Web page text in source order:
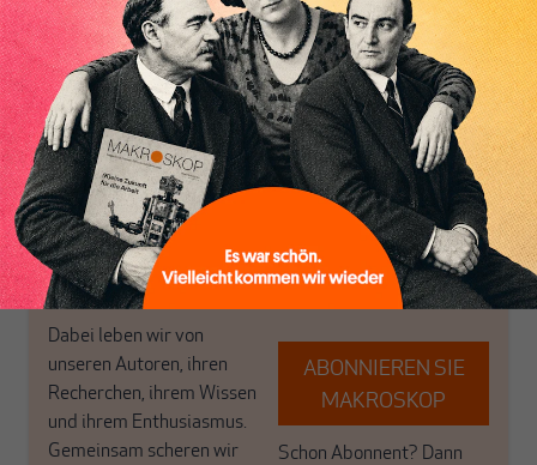
Inhaltsverzeichnis
wirtschaftspolitische
Themen aus einer
postkeynesianischen
Perspektive und ist damit
in Deutschland einzigartig.
MAKROSKOP steht für
das große Ganze. Wir
haben einen Blick auf
Geld, Wirtschaft und
Politik, den Sie so
woanders nicht finden.
Dabei leben wir von
unseren Autoren, ihren
Recherchen, ihrem Wissen
und ihrem Enthusiasmus.
Gemeinsam scheren wir
journalistische Filterblase,
in der sich viele
eingerichtet haben. Wir
öffnen Fenster und
bringen frische Luft in die
engen und verstaubten
Debattenräume.
Brauchen Sie auch frische
Luft? Dann folgen Sie
einfach dem Button.
ABONNIEREN SIE
MAKROSKOP
Schon Abonnent? Dann